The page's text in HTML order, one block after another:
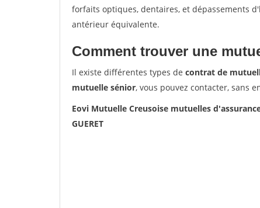
forfaits optiques, dentaires, et dépassements
antérieur équivalente.
Comment trouver une
Il existe différentes types de contrat de
mutuelle sénior, vous pouvez contacter, sans
Eovi Mutuelle Creusoise mutuelles
GUERET